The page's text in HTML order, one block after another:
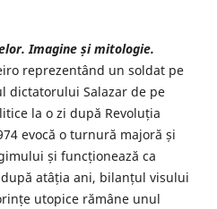
Imagine și mitologie.
reprezentând un soldat pe
dictatorului Salazar de pe
la o zi după Revoluția
evocă o turnură majoră și
și funcționează ca
atâția ani, bilanțul visului
utopice rămâne unul